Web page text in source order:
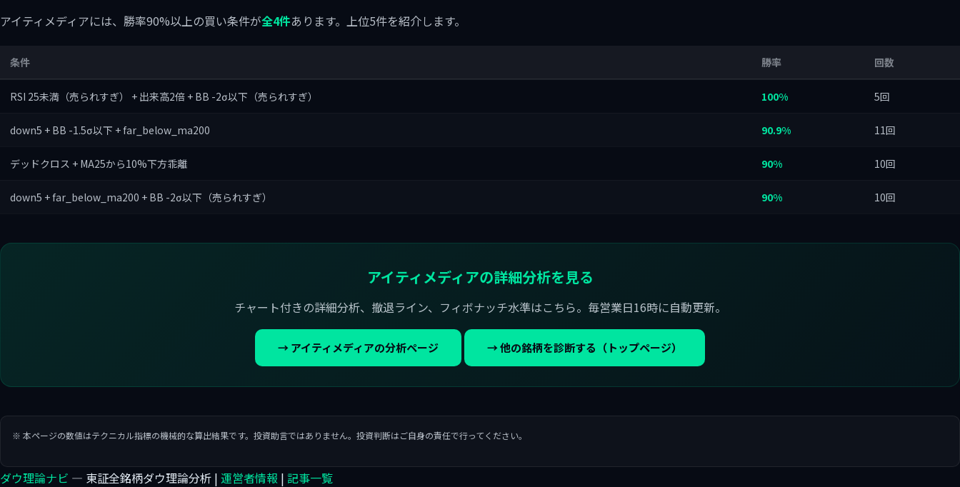
アイティメディアには、勝率90%以上の買い条件が全4件あります。上位5件を紹介します。
条件 勝率 回数
RSI 25未満（売られすぎ） + 出来高2倍 + BB -2σ以下（売られすぎ） 100% 5回
down5 + BB -1.5σ以下 + far_below_ma200 90.9% 11回
デッドクロス + MA25から10%下方乖離 90% 10回
down5 + far_below_ma200 + BB -2σ以下（売られすぎ） 90% 10回
アイティメディアの詳細分析を見る
チャート付きの詳細分析、撤退ライン、フィボナッチ水準はこちら。毎営業日16時に自動更新。
→ アイティメディアの分析ページ → 他の銘柄を診断する（トップページ）
※ 本ページの数値はテクニカル指標の機械的な算出結果です。投資助言ではありません。投資判断はご自身の責任で行ってください。
ダウ理論ナビ — 東証全銘柄ダウ理論分析 | 運営者情報 | 記事一覧